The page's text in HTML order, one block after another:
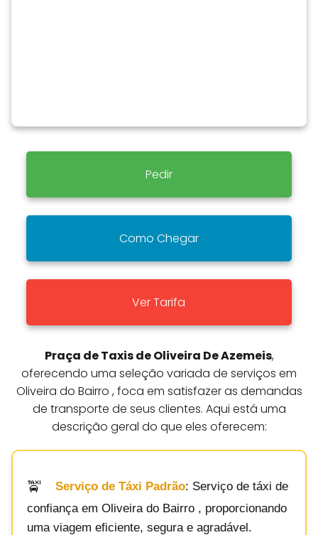
Pedir
Como Chegar
Ver Tarifa
Praça de Taxis de Oliveira De Azemeis,
oferecendo uma seleção variada de serviços em
Oliveira do Bairro , foca em satisfazer as demandas
de transporte de seus clientes. Aqui está uma
descrição geral do que eles oferecem:
Serviço de Táxi Padrão: Serviço de táxi de
confiança em Oliveira do Bairro , proporcionando
uma viagem eficiente, segura e agradável.